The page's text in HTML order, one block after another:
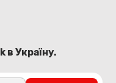
в Україну.